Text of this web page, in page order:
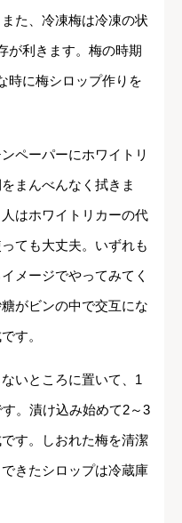
た、冷凍梅は冷凍の状
が利きます。梅の時期
時に梅シロップ作りを
ペーパーにホワイトリ
まんべんなく拭きま
はホワイトリカーの代
ても大丈夫。いずれも
メージでやってみてく
がビンの中で交互にな
す。
いところに置いて、1
。漬け込み始めて2～3
す。しおれた梅を清潔
きたシロップは冷蔵庫